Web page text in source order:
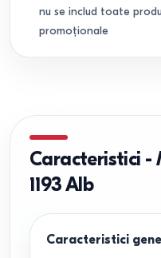
nu se includ toate
promoționale
Caracteristici -
1193 Alb
Caracteristici